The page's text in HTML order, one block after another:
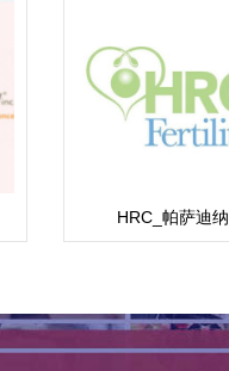
HRC_帕萨迪纳
_Pasadena